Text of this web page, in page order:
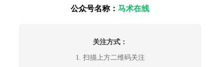
公众号名称： 马术在线
关注方式：
1. 扫描上方二维码关注